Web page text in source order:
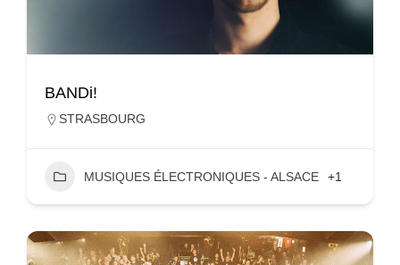
BANDi!
STRASBOURG
MUSIQUES ÉLECTRONIQUES - ALSACE +1